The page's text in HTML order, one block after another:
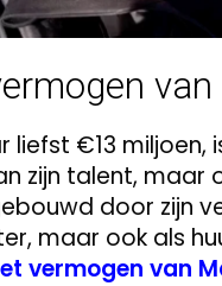
liefst €13 miljoen,
zijn talent, maar
door zijn
maar ook als
vermogen van